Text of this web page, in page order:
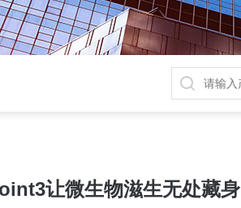
让微生物滋生无处藏身